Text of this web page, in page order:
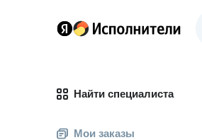
Найти специалиста
Мои заказы